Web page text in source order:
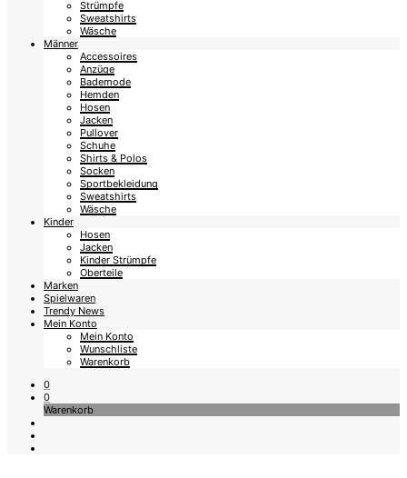
Strümpfe
Sweatshirts
Wäsche
Männer
Accessoires
Anzüge
Bademode
Hemden
Hosen
Jacken
Pullover
Schuhe
Shirts & Polos
Socken
Sportbekleidung
Sweatshirts
Wäsche
Kinder
Hosen
Jacken
Kinder Strümpfe
Oberteile
Marken
Spielwaren
Trendy News
Mein Konto
Mein Konto
Wunschliste
Warenkorb
0
0
Warenkorb